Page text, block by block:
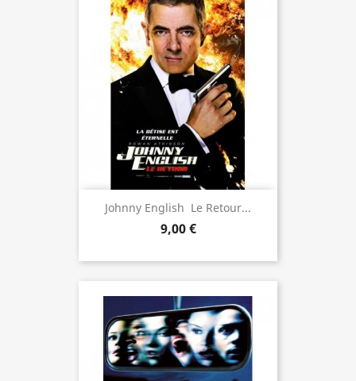
Johnny English  Le Retour...
9,00 €